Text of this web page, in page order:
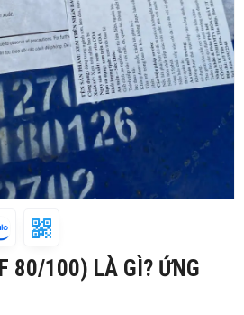
80/100) LÀ GÌ? ỨNG